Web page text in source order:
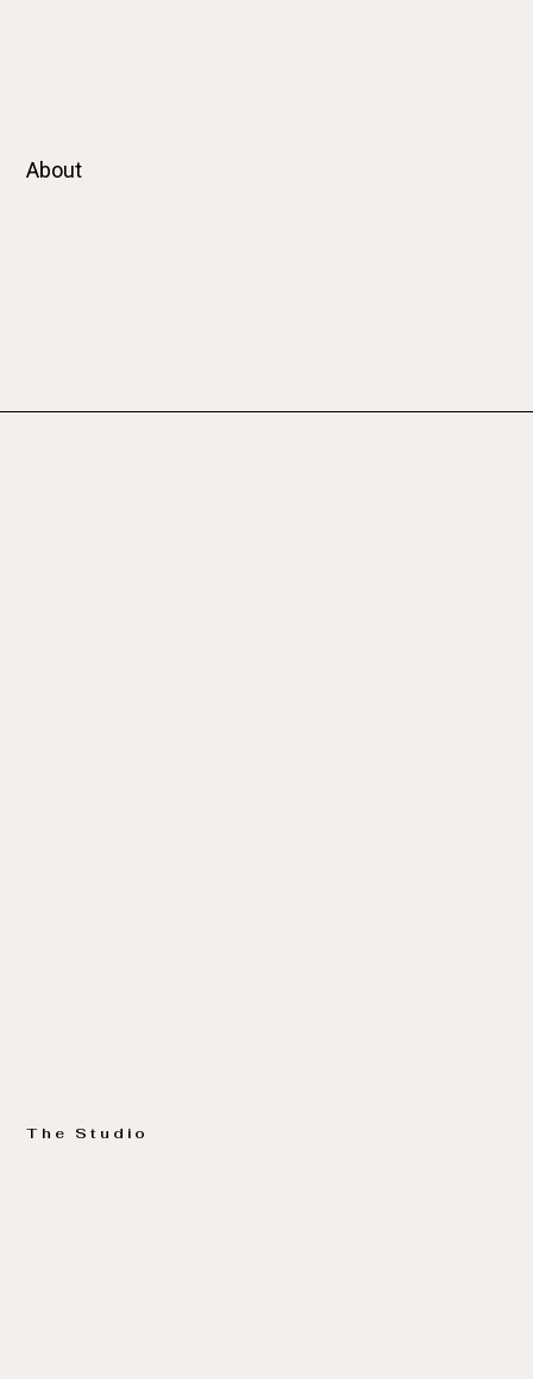
About
The Studio